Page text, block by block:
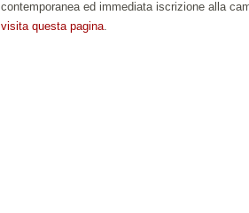
contemporanea ed immediata iscrizione alla
visita questa pagina.